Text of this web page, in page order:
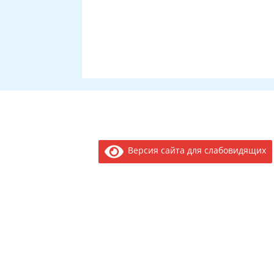
Версия сайта для слабовидящих